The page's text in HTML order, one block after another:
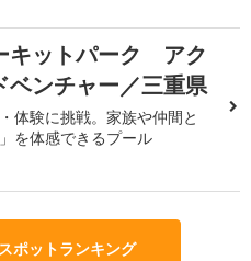
キットパーク アク
ベンチャー／三重県
体験に挑戦。家族や仲間と
を体感できるプール
ポットランキング